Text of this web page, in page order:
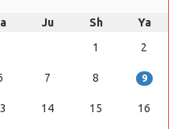
Ju Sh
Ya
1
2
7 8 9
14 15 16